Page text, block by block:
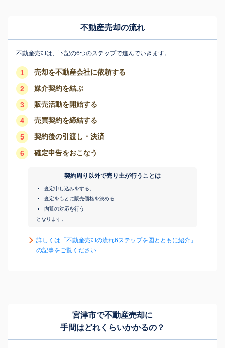
不動産売却の流れ
不動産売却は、下記の6つのステップで進んでいきます。
1 売却を不動産会社に依頼する
2 媒介契約を結ぶ
3 販売活動を開始する
4 売買契約を締結する
5 契約後の引渡し・決済
6 確定申告をおこなう
契約周り以外で売り主が行うことは
査定申し込みをする。
査定をもとに販売価格を決める
内覧の対応を行う
となります。
詳しくは「不動産売却の流れ6ステップを図とともに紹介」
の記事をご覧ください
宮津市で不動産売却に
手間はどれくらいかかるの？